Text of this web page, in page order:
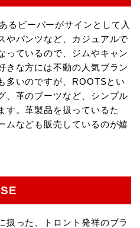
るビーバーがサインとして入
やパンツなど、カジュアルで
っているので、ジムやキャン
きな方には不動の人気ブラン
多いのですが、ROOTSとい
、革のブーツなど、シンプル
す。革製品を扱っているた
ムなども販売しているのが嬉
扱った、トロント発祥のブラ